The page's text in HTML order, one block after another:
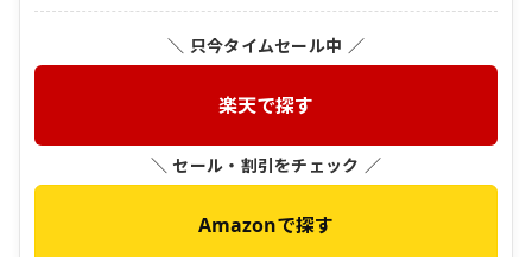
＼ 只今タイムセール中 ／
楽天で探す
＼ セール・割引をチェック ／
Amazonで探す